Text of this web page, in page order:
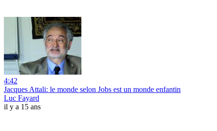
4:42
Jacques Attali: le monde selon Jobs est un monde enfantin
Luc Fayard
il y a 15 ans